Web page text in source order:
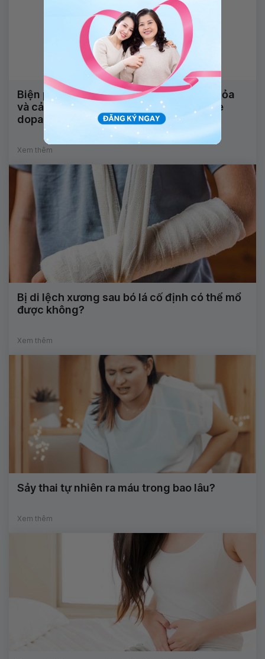
Biện pháp nào giúp trị triệu chứng bốc hỏa
và cải thiện tâm trạng, gia tăng hormone
dopamine?
Xem thêm
Bị di lệch xương sau bó lá cố định có thể mổ
được không?
Xem thêm
Sảy thai tự nhiên ra máu trong bao lâu?
Xem thêm